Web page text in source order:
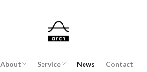
About Service News Contact